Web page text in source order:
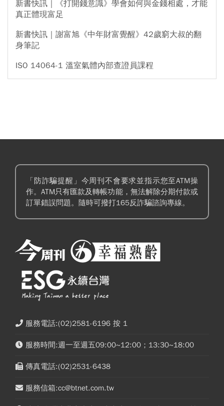
新書快訊｜《打開錢意識》學會如何與金錢相處，才能
真正體現富足
新書快訊｜謝富旭《中年財富覺醒》42歲窮大叔的翻
身筆記
ISO 14064-1 溫室氣體內部查證員課程
「防詐騙提醒」今周刊不會要求並指示您至ATM操
作。ATM只有匯款及轉帳功能，無法解除分期付款或
訂單錯誤問題。隨時可撥打165反詐騙諮詢專線。
服務電話:(02)2581-6196 按 1
服務時間:週一至週五09:00~12:00；13:30~18:00
傳真電話:(02)2531-6438
服務信箱:cc@btnet.com.tw